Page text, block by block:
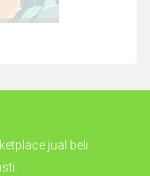
jual beli